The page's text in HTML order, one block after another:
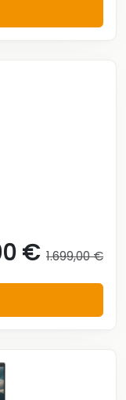
€ 1.699,00 €